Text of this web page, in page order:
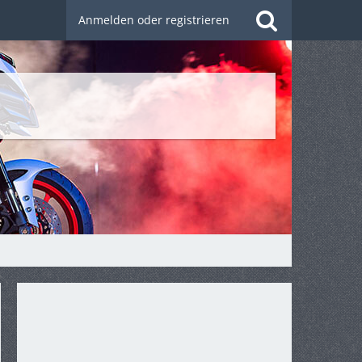
Anmelden oder registrieren